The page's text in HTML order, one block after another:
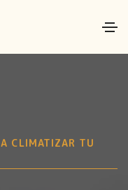
CLIMATIZAR TU